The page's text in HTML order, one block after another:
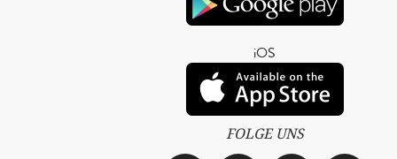
iOS
FOLGE UNS